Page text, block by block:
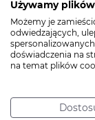
Używamy
Możemy je
odwiedzających,
doświadczenia na
na temat plików
należy
żadnego
pacjenta